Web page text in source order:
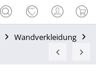
Wandverkleidung